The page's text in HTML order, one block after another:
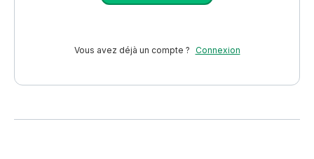
Vous avez déjà un compte ? Connexion